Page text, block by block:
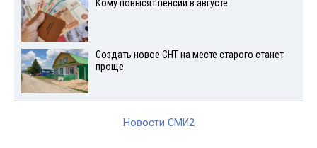
Кому повысят пенсии в августе
Создать новое СНТ на месте старого станет
проще
Новости СМИ2